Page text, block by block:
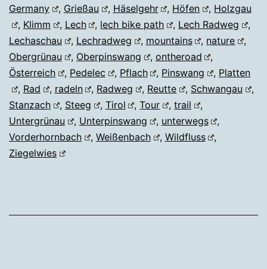
Germany
, Grießau , Häselgehr , Höfen , Holzgau
, Klimm , Lech , lech bike path , Lech Radweg
,
Lechaschau
, Lechradweg , mountains , nature
,
Obergrünau
, Oberpinswang , ontheroad
,
Österreich
, Pedelec , Pflach , Pinswang , Platten
, Rad , radeln , Radweg , Reutte , Schwangau
,
Stanzach
, Steeg , Tirol ,Tour ,trail
,
Untergrünau
, Unterpinswang , unterwegs
,
Vorderhornbach
, Weißenbach , Wildfluss
,
Ziegelwies